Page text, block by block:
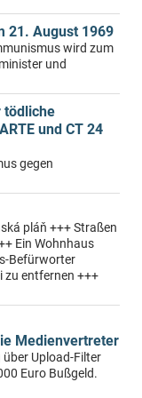
21. August 1969
wird zum
und
tödliche
und CT 24
gegen
pláň +++ Straßen
Ein Wohnhaus
Befürworter
zu entfernen +++
Medienvertreter
Upload-Filter
Euro Bußgeld.